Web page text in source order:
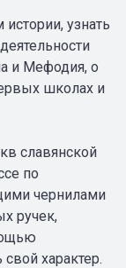
узнать
и Мефодия, о
школах и
славянской
по
чернилами
ручек,
свой характер.